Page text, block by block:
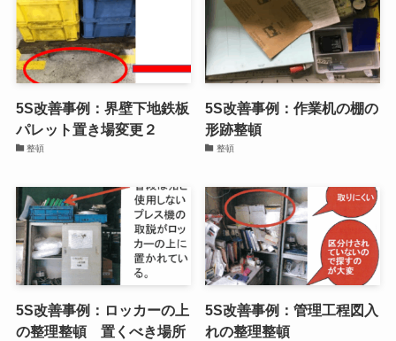
5S改善事例：界壁下地鉄板
パレット置き場変更２
整頓
5S改善事例：作業机の棚の
形跡整頓
整頓
5S改善事例：ロッカーの上
の整理整頓 置くべき場所
5S改善事例：管理工程図入
れの整理整頓